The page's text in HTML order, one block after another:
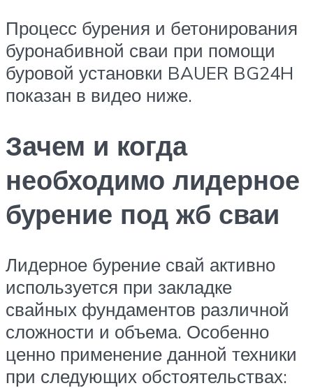
Процесс бурения и бетонирования
буронабивной сваи при помощи
буровой установки BAUER BG24H
показан в видео ниже.
Зачем и когда
необходимо лидерное
бурение под жб сваи
Лидерное бурение свай активно
используется при закладке
свайных фундаментов различной
сложности и объема. Особенно
ценно применение данной техники
при следующих обстоятельствах: